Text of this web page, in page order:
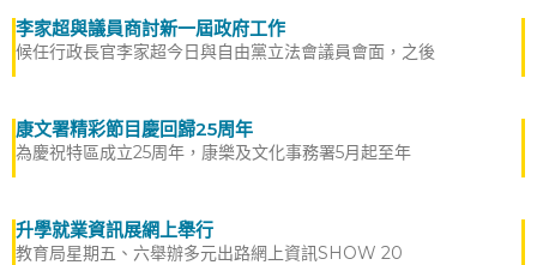
李家超與議員商討新一屆政府工作
候任行政長官李家超今日與自由黨立法會議員會面，之後
康文署精彩節目慶回歸25周年
為慶祝特區成立25周年，康樂及文化事務署5月起至年
升學就業資訊展網上舉行
教育局星期五、六舉辦多元出路網上資訊SHOW 20